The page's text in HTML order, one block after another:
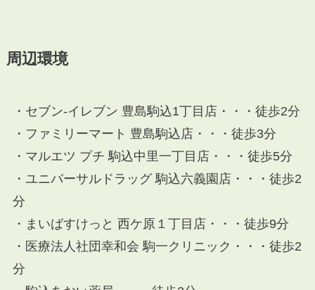
周辺環境
・セブン-イレブン 豊島駒込1丁目店・・・徒歩2分
・ファミリーマート 豊島駒込店・・・徒歩3分
・マルエツ プチ 駒込中里一丁目店・・・徒歩5分
・ユニバーサルドラッグ 駒込六義園店・・・徒歩2
分
・まいばすけっと 西ケ原１丁目店・・・徒歩9分
・医療法人社団幸和会 駒一クリニック・・・徒歩2
分